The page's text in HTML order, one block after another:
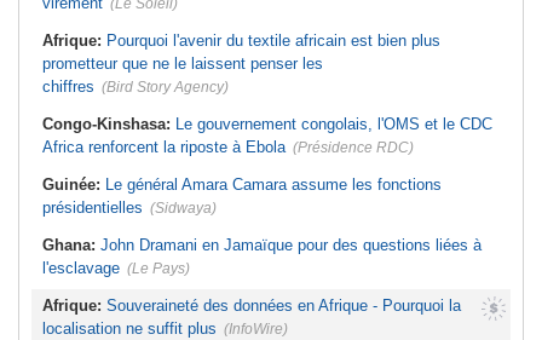
proches
(Le Soleil)
Afrique: Pourquoi l'avenir du textile africain est bien plus
prometteur que ne le laissent penser les
chiffres (Bird Story Agency)
Congo-Kinshasa: Le gouvernement congolais, l'OMS et le CDC
Africa renforcent la riposte à Ebola (Présidence RDC)
Guinée: Le général Amara Camara assume les fonctions
présidentielles (Sidwaya)
Ghana: John Dramani en Jamaïque pour des questions liées à
l'esclavage (Le Pays)
Afrique: Souveraineté des données en Afrique - Pourquoi la
localisation ne suffit plus (InfoWire)